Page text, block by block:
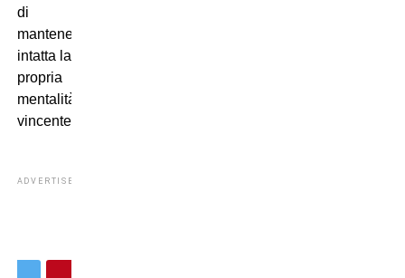
di
mantenere
intatta la
propria
mentalità
vincente.
ADVERTISEMENT